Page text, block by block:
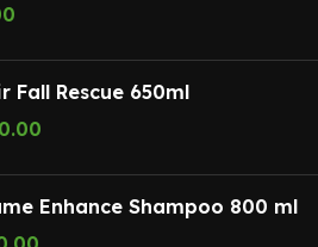
Fall Rescue 650ml
Enhance Shampoo 800 ml